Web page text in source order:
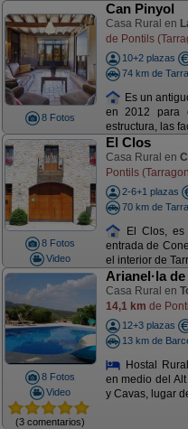
8 Fotos
Can Pinyol
Casa Rural en
de Pontils
10+2 plazas
74 km de
Es un
en 2012 para
estructura, las
8 Fotos
Video
El Clos
Casa Rural en
Pontils
2-6+1 plazas
70 km de
El Clos,
entrada de
el interior de
8 Fotos
Video
(3 comentarios)
Arianel·la
Casa Rural en
14,1 km de
12+3 plazas
13 km de
Hostal
en medio del
y Cavas, lugar